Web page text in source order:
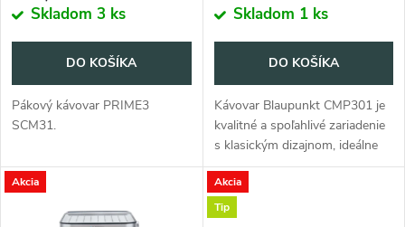
r
d
u
k
o
d
u
k
Skladom 3 ks
DO KOŠÍKA
Pákový kávovar PRIME3
SCM31.
Skladom 1 ks
DO KOŠÍKA
Kávovar Blaupunkt CMP301 je
kvalitné a spoľahlivé zariadenie
s klasickým dizajnom, ideálne
pre náročných milovníkov kávy.
Pripravuje aromatickú kávu
pomocou troch jednoduchých...
Akcia
Akcia
Tip